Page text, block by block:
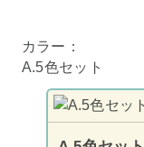
カラー：
A.5色セット